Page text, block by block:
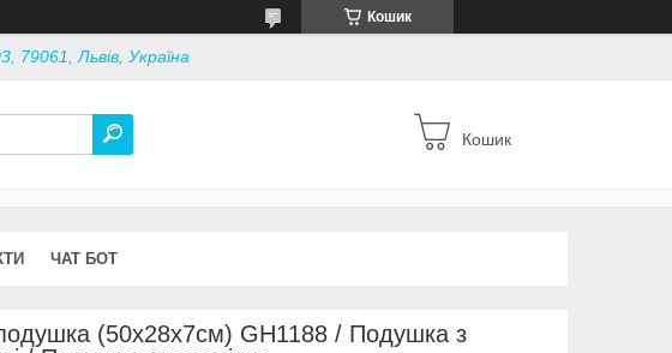
Кошик
79061, Львів, Україна
Кошик
ЧАТ БОТ
(50х28х7см) GH1188 / Подушка з